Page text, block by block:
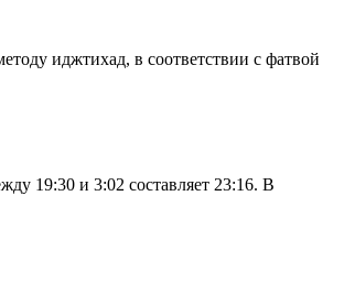
иджтихад, в соответствии с фатвой
19:30 и 3:02 составляет 23:16. В